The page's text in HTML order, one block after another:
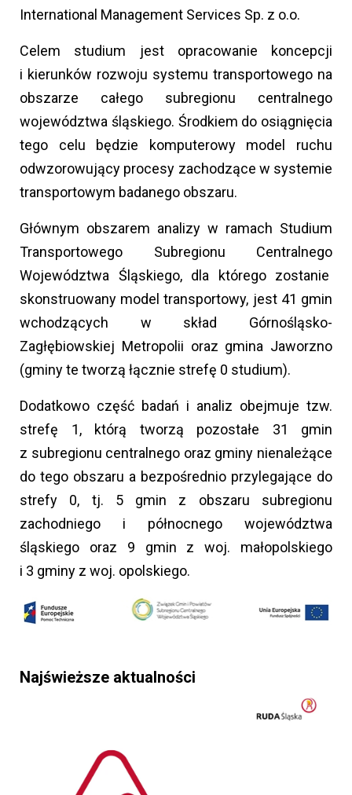
International Management Services Sp. z o.o.
Celem studium jest opracowanie koncepcji
i kierunków rozwoju systemu transportowego na
obszarze całego subregionu centralnego
województwa śląskiego. Środkiem do osiągnięcia
tego celu będzie komputerowy model ruchu
odwzorowujący procesy zachodzące w systemie
transportowym badanego obszaru.
Głównym obszarem analizy w ramach Studium
Transportowego Subregionu Centralnego
Województwa Śląskiego, dla którego zostanie
skonstruowany model transportowy, jest 41 gmin
wchodzących w skład Górnośląsko-
Zagłębiowskiej Metropolii oraz gmina Jaworzno
(gminy te tworzą łącznie strefę 0 studium).
Dodatkowo część badań i analiz obejmuje tzw.
strefę 1, którą tworzą pozostałe 31 gmin
z subregionu centralnego oraz gminy nienależące
do tego obszaru a bezpośrednio przylegające do
strefy 0, tj. 5 gmin z obszaru subregionu
zachodniego i północnego województwa
śląskiego oraz 9 gmin z woj. małopolskiego
i 3 gminy z woj. opolskiego.
Najświeższe aktualności